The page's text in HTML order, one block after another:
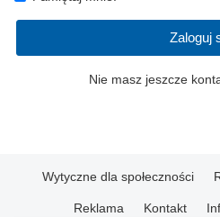
Zaloguj
Nie masz jeszcze
Wytyczne dla społeczności
Reklama Kontakt